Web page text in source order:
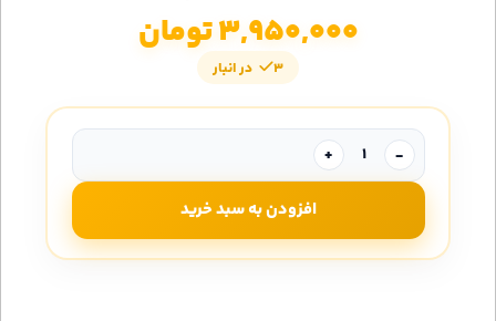
3,950,000تومان
3 در انبار
-
+
افزودن به سبد خرید